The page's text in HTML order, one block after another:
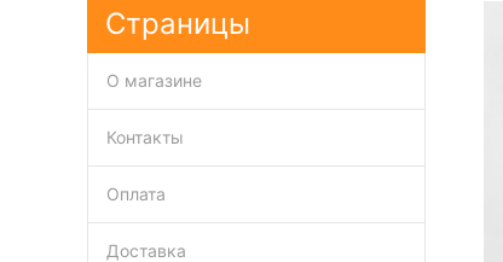
Страницы
О магазине
Контакты
Оплата
Доставка